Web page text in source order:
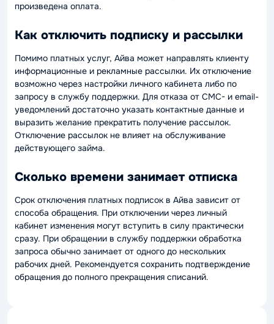
произведена оплата.
Как отключить подписку и рассылки
Помимо платных услуг, Айва может направлять клиенту
информационные и рекламные рассылки. Их отключение
возможно через настройки личного кабинета либо по
запросу в службу поддержки. Для отказа от СМС- и email-
уведомлений достаточно указать контактные данные и
выразить желание прекратить получение рассылок.
Отключение рассылок не влияет на обслуживание
действующего займа.
Сколько времени занимает отписка
Срок отключения платных подписок в Айва зависит от
способа обращения. При отключении через личный
кабинет изменения могут вступить в силу практически
сразу. При обращении в службу поддержки обработка
запроса обычно занимает от одного до нескольких
рабочих дней. Рекомендуется сохранить подтверждение
обращения до полного прекращения списаний.